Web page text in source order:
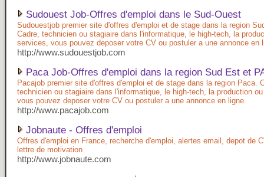
Sudouest Job-Offres d'emploi dans le Sud-Ouest
Sudouestjob premier site d'offres d'emploi et de stage dans la region
Cadre, technicien ou stagiaire dans l'informatique, le high-tech, la
services, vous pouvez deposer votre CV ou postuler a une annonce en
http://www.sudouestjob.com
Paca Job-Offres d'emploi dans la region Sud Est et
Pacajob premier site d'offres d'emploi et de stage dans la region Paca.
technicien ou stagiaire dans l'informatique, le high-tech, la production
vous pouvez deposer votre CV ou postuler a une annonce en ligne.
http://www.pacajob.com
Jobnaute - Offres d'emploi
Offres d'emploi en France, recherche d'emploi, alertes email, depot de
lettre de motivation
http://www.jobnaute.com